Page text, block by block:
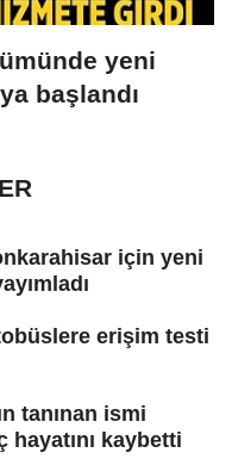
yeni
başlandı
için yeni
erişim testi
tanınan ismi
hayatını kaybetti